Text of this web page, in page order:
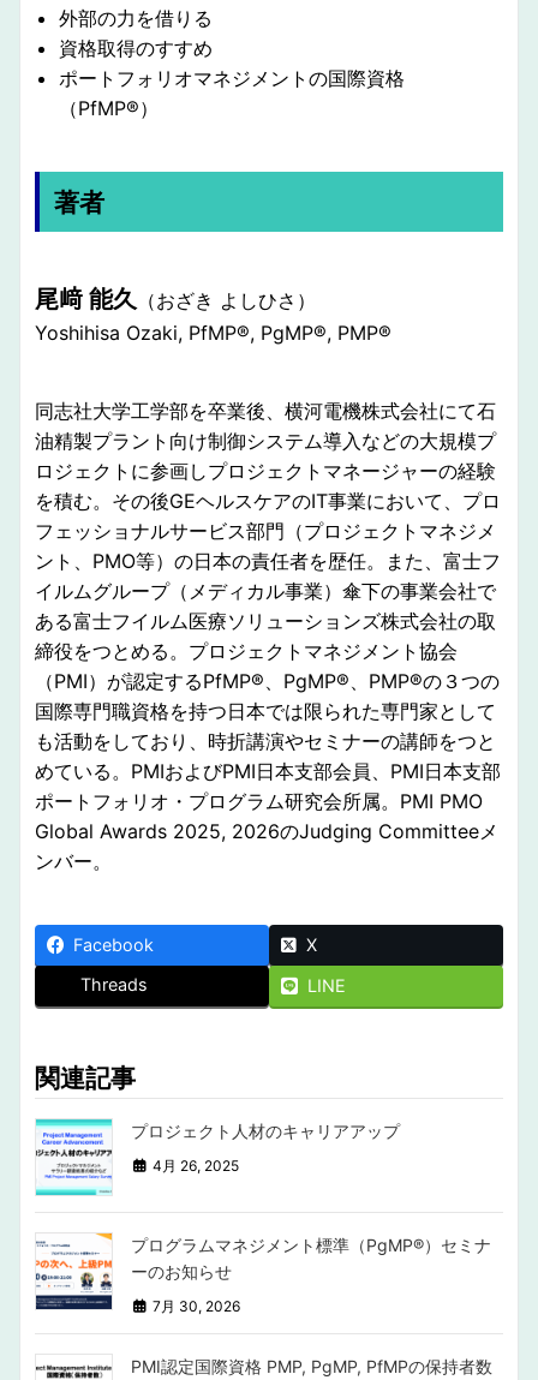
外部の力を借りる
資格取得のすすめ
ポートフォリオマネジメントの国際資格
（PfMP®︎）
著者
尾﨑 能久 （おざき よしひさ）
Yoshihisa Ozaki, PfMP®, PgMP®︎, PMP®︎
同志社⼤学⼯学部を卒業後、横河電機株式会社にて⽯
油精製プラント向け制御システム導⼊などの⼤規模プ
ロジェクトに参画しプロジェクトマネージャーの経験
を積む。その後GEヘルスケアのIT事業において、プロ
フェッショナルサービス部⾨（プロジェクトマネジメ
ント、PMO等）の⽇本の責任者を歴任。また、富⼠フ
イルムグループ（メディカル事業）傘下の事業会社で
ある富⼠フイルム医療ソリューションズ株式会社の取
締役をつとめる。プロジェクトマネジメント協会
（PMI）が認定するPfMP®、PgMP®、PMP®の３つの
国際専⾨職資格を持つ⽇本では限られた専⾨家として
も活動をしており、時折講演やセミナーの講師をつと
めている。PMIおよびPMI⽇本⽀部会員、PMI⽇本⽀部
ポートフォリオ・プログラム研究会所属。PMI PMO
Global Awards 2025, 2026のJudging Committeeメ
ンバー。
Facebook
X
Threads
LINE
関連記事
プロジェクト人材のキャリアアップ
4月 26, 2025
プログラムマネジメント標準（PgMP®︎）セミナ
ーのお知らせ
7月 30, 2026
PMI認定国際資格 PMP, PgMP, PfMPの保持者数